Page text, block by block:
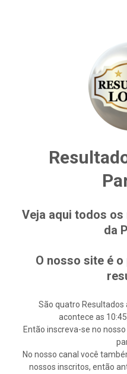
Veja aqui todos
da
O nosso site é
São quatro Resultados
acontece as
Então inscreva-se no
No nosso canal você
nossos inscritos, então